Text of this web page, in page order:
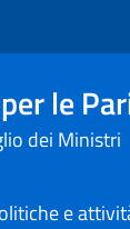
le
dei Ministri
e